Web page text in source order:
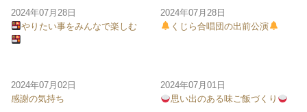
2024年07月28日
やりたい事をみんなで楽しむ
2024年07月28日
くじら合唱団の出前公演
2024年07月02日
感謝の気持ち
2024年07月01日
思い出のある味ご飯づくり